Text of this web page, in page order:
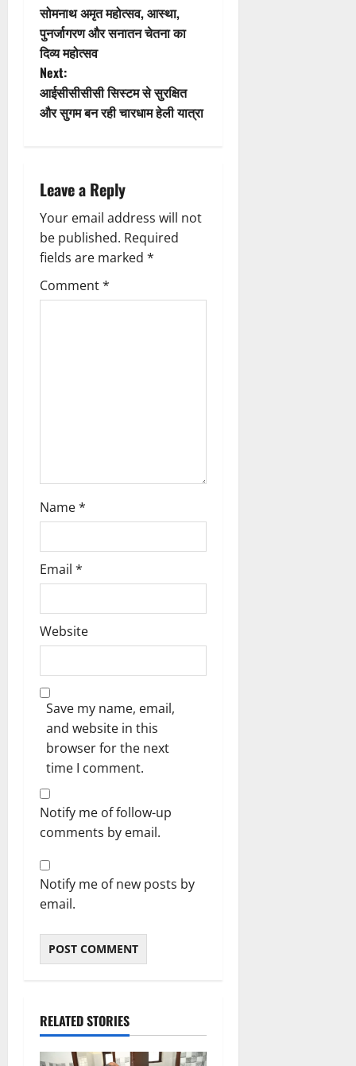
i
o
n
o
s
t
v
i
g
a
सोमनाथ अमृत महोत्सव, आस्था,
पुनर्जागरण और सनातन चेतना का
दिव्य महोत्सव
Next:
आईसीसीसीसी सिस्टम से सुरक्षित
और सुगम बन रही चारधाम हेली यात्रा
Leave a Reply
Your email address will not
be published. Required
fields are marked *
Comment*
Name*
Email *
Website
Save my name, email,
and website in this
browser for the next
time I comment.
Notify me of follow-up
comments by email.
Notify me of new posts by
email.
RELATED STORIES